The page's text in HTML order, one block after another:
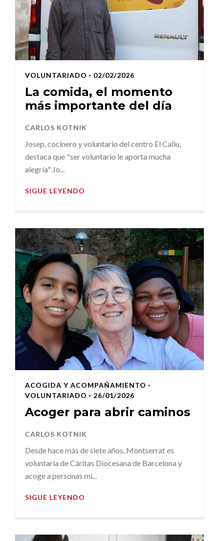
VOLUNTARIADO · 02/02/2026
La comida, el momento
más importante del día
CARLOS KOTNIK
Josep, cocinero y voluntario del centro El Caliu,
destaca que "ser voluntario le aporta mucha
alegría" Jo...
SIGUE LEYENDO
ACOGIDA Y ACOMPAÑAMIENTO ·
VOLUNTARIADO · 26/01/2026
Acoger para abrir caminos
CARLOS KOTNIK
Desde hace más de siete años, Montserrat es
voluntaria de Cáritas Diocesana de Barcelona y
acoge a personas mi...
SIGUE LEYENDO